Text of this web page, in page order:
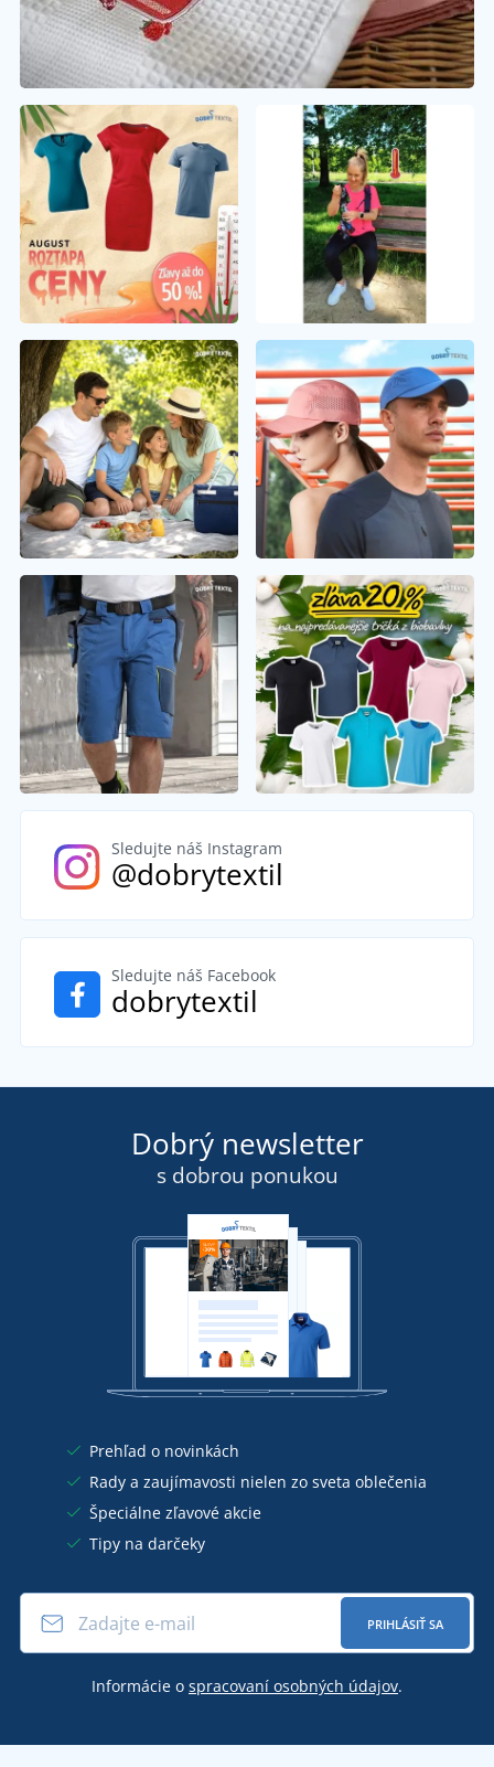
Sledujte náš Instagram
@dobrytextil
Sledujte náš Facebook
dobrytextil
Dobrý newsletter
s dobrou ponukou
Prehľad o novinkách
Rady a zaujímavosti nielen zo sveta oblečenia
Špeciálne zľavové akcie
Tipy na darčeky
PRIHLÁSIŤ SA
Informácie o spracovaní osobných údajov.